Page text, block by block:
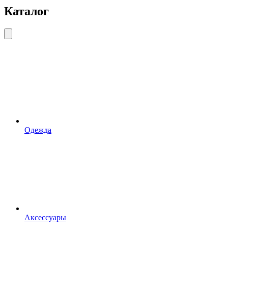
Каталог
Одежда
Аксессуары